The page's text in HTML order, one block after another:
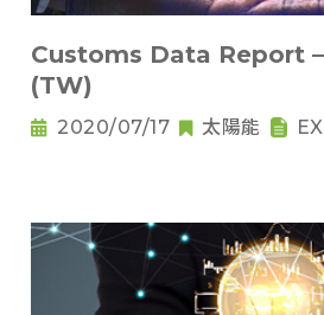
Customs Data Report
(TW)
2020/07/17 太陽能